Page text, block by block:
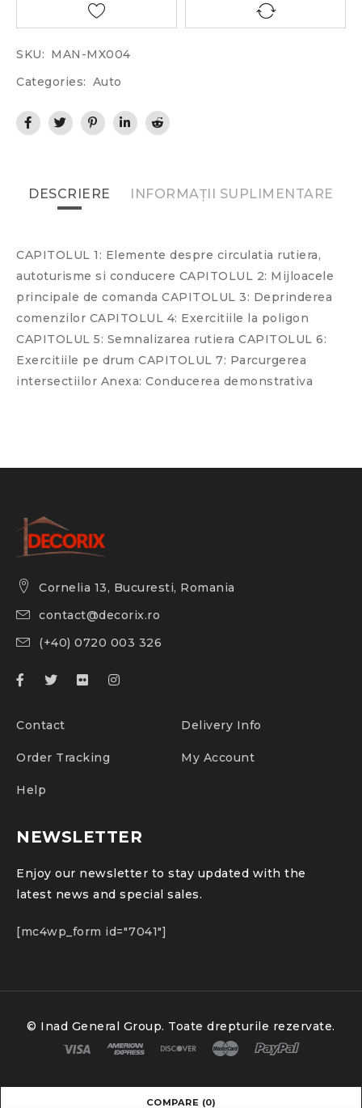
SKU: MAN-MX004
Categories: Auto
DESCRIERE INFORMAȚII SUPLIMENTARE
CAPITOLUL 1: Elemente despre circulatia rutiera,
autoturisme si conducere CAPITOLUL 2: Mijloacele
principale de comanda CAPITOLUL 3: Deprinderea
comenzilor CAPITOLUL 4: Exercitiile la poligon
CAPITOLUL 5: Semnalizarea rutiera CAPITOLUL 6:
Exercitiile pe drum CAPITOLUL 7: Parcurgerea
intersectiilor Anexa: Conducerea demonstrativa
Cornelia 13, Bucuresti, Romania
contact@decorix.ro
(+40) 0720 003 326
Contact Delivery Info
Order Tracking My Account
Help
NEWSLETTER
Enjoy our newsletter to stay updated with the
latest news and special sales.
[mc4wp_form id="7041"]
© Inad General Group. Toate drepturile rezervate.
COMPARE (0)